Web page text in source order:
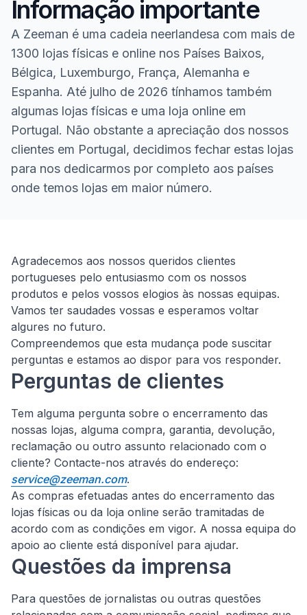
Informação importante
A Zeeman é uma cadeia neerlandesa com mais de
1300 lojas físicas e online nos Países Baixos,
Bélgica, Luxemburgo, França, Alemanha e
Espanha. Até julho de 2026 tínhamos também
algumas lojas físicas e uma loja online em
Portugal. Não obstante a apreciação dos nossos
clientes em Portugal, decidimos fechar estas lojas
para nos dedicarmos por completo aos países
onde temos lojas em maior número.
Homepage
Agradecemos aos nossos queridos clientes
portugueses pelo entusiasmo com os nossos
produtos e pelos vossos elogios às nossas equipas.
Vamos ter saudades vossas e esperamos voltar
algures no futuro.
Compreendemos que esta mudança pode suscitar
perguntas e estamos ao dispor para vos responder.
Perguntas de clientes
Tem alguma pergunta sobre o encerramento das
nossas lojas, alguma compra, garantia, devolução,
reclamação ou outro assunto relacionado com o
cliente? Contacte-nos através do endereço:
service@zeeman.com.
As compras efetuadas antes do encerramento das
lojas físicas ou da loja online serão tramitadas de
acordo com as condições em vigor. A nossa equipa do
apoio ao cliente está disponível para ajudar.
Questões da imprensa
Para questões de jornalistas ou outras questões